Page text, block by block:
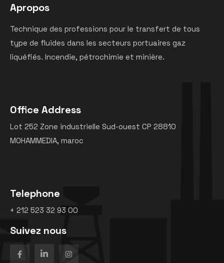
Apropos
Technique des professions pour le transfert de tous
type de fluides dans les secteurs portuaires gaz
liquéfiés. Incendie, pétrochimie et minière.
Office Address
Lot 252 Zone industrielle Sud-ouest CP 28810
MOHAMMEDIA, maroc
Telephone
+ 212 523 32 93 00
Suivez nous